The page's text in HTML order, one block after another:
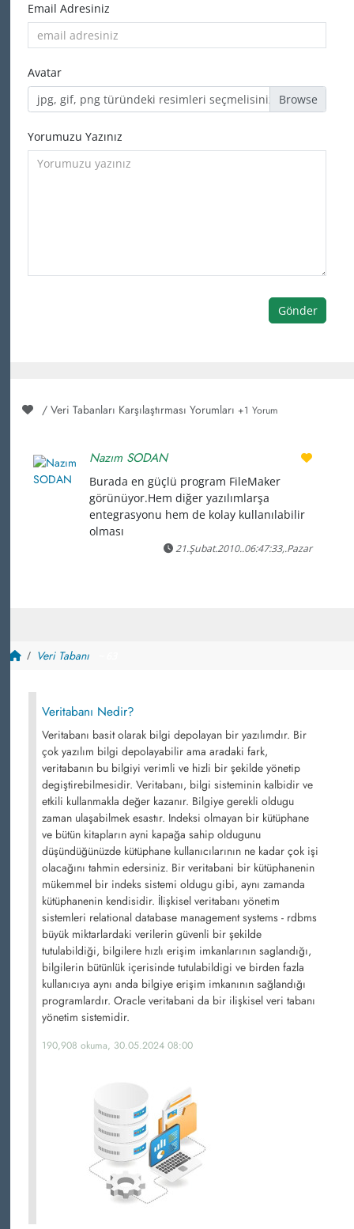
Email Adresiniz
Avatar
jpg, gif, png türündeki resimleri seçmelisiniz
Yorumuzu Yazınız
Gönder
/ Veri Tabanları Karşılaştırması Yorumları +1 Yorum
Nazım SODAN
Burada en güçlü program FileMaker
görünüyor.Hem diğer yazılımlarşa
entegrasyonu hem de kolay kullanılabilir
olması
21.Şubat.2010..06:47:33,.Pazar
Veri Tabanı
Veritabanı Nedir?
Veritabanı basit olarak bilgi depolayan bir yazılımdır. Bir
çok yazılım bilgi depolayabilir ama aradaki fark,
veritabanın bu bilgiyi verimli ve hizli bir şekilde yönetip
degiştirebilmesidir. Veritabanı, bilgi sisteminin kalbidir ve
etkili kullanmakla değer kazanır. Bilgiye gerekli oldugu
zaman ulaşabilmek esastır. Indeksi olmayan bir kütüphane
ve bütün kitapların ayni kapağa sahip oldugunu
düşündüğünüzde kütüphane kullanıcılarının ne kadar çok işi
olacağını tahmin edersiniz. Bir veritabani bir kütüphanenin
mükemmel bir indeks sistemi oldugu gibi, aynı zamanda
kütüphanenin kendisidir. İlişkisel veritabanı yönetim
sistemleri relational database management systems - rdbms
büyük miktarlardaki verilerin güvenli bir şekilde
tutulabildiği, bilgilere hızlı erişim imkanlarının saglandığı,
bilgilerin bütünlük içerisinde tutulabildigi ve birden fazla
kullanıcıya aynı anda bilgiye erişim imkanının sağlandığı
programlardır. Oracle veritabani da bir ilişkisel veri tabanı
yönetim sistemidir.
190,908 okuma, 30.05.2024 08:00